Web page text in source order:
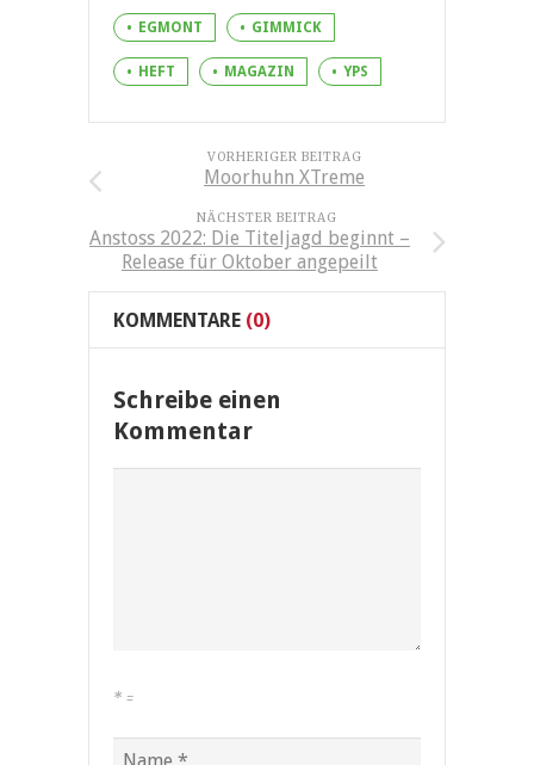
EGMONT GIMMICK
HEFT MAGAZIN YPS
VORHERIGER BEITRAG
Moorhuhn XTreme
NÄCHSTER BEITRAG
Anstoss 2022: Die Titeljagd beginnt –
Release für Oktober angepeilt
KOMMENTARE (0)
Schreibe einen
Kommentar
* =